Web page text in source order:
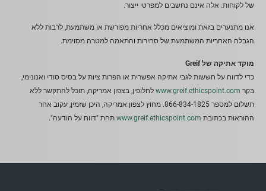
של לקוחות. אלה אינם נחשבים למפרטי ייצור.
אנו מתנערים בזאת ומוציאים מכלל אחריות מפורשת או משתמעת, לרבות ללא
הגבלה האחריות המשתמעת של סחירות והתאמה למטרה מסוימת.
מוקד אתיקה של Greif
כדי לדווח על חששות לגבי אתיקה אפשרית או הפרות ציות על בסיס סודי ואנונימי,
בקר www.greif.ethicspoint.com לחלופין, בצפון אמריקה, תוכל להתקשר ללא
תשלום למספר 866-834-1825. מחוץ לצפון אמריקה, היכן שזמין, עקוב אחר
ההוראות בכתובת www.greif.ethicspoint.com תחת "דווח על הודעה".